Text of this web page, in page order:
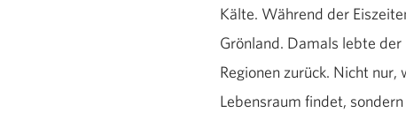
Kälte. Während der
Grönland. Damals lebte
Regionen zurück. Nicht
Lebensraum findet,